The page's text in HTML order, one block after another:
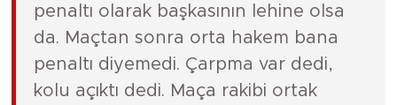
penaltı olarak başkasının lehine olsa
da. Maçtan sonra orta hakem bana
penaltı diyemedi. Çarpma var dedi,
kolu açıktı dedi. Maça rakibi ortak